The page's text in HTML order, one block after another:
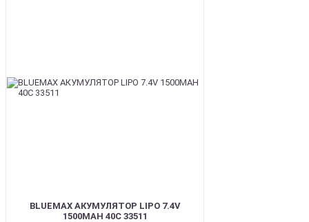
BLUEMAX АКУМУЛЯТОР LIPO 7.4V
1500MAH 40C 33511